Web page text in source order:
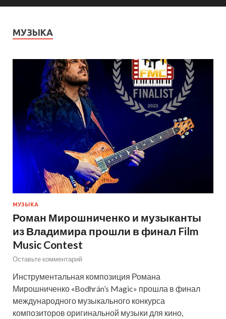
МУЗЫКА
МУЗЫКА
Роман Мирошниченко и музыканты
из Владимира прошли в финал Film
Music Contest
Оставьте комментарий
Инструментальная композиция Романа
Мирошниченко «Bodhrán’s Magic» прошла в финал
международного музыкального конкурса
композиторов оригинальной музыки для кино,